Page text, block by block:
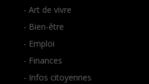
- Art de vivre
- Bien-être
- Emploi
- Finances
- Infos citoyennes